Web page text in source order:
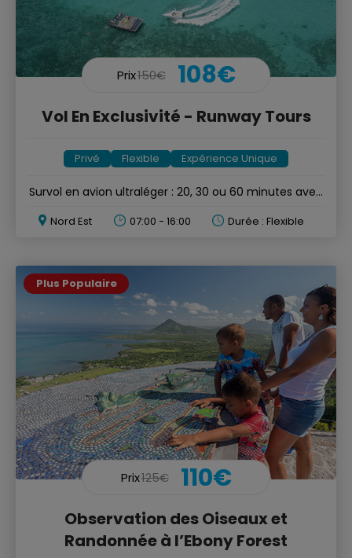
Prix150€ 108€
Vol En Exclusivité - Runway Tours
Privé Flexible Expérience Unique
Survol en avion ultraléger : 20, 30 ou 60 minutes avec
Nord Est 07:00 - 16:00 Durée : Flexible
Plus Populaire
Prix125€ 110€
Observation des Oiseaux et
Randonnée à l’Ebony Forest